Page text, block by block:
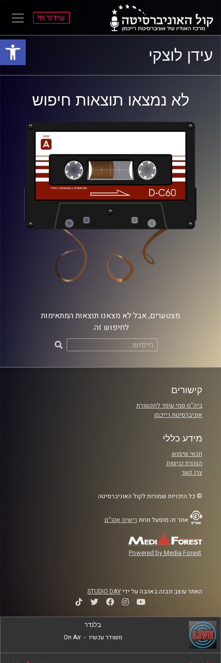
פתח
התפריט
הראשי
התוכן
הראשי
שידור חי
עידן לוצקי
לא נמצאו תוצאות חיפוש
מצטערים, אבל לא מצאנו תוצאות המתאימות
לחיפוש זה.
חיפוש:
קישורים
ביה"ס סמי עופר לתקשורת
אוניברסיטת רייכמן
מידע כללי
תנאי שימוש
הצהרת נגישות
צרו קשר
© כל הזכויות שמורות לקול האוניברסיטה
אתר זה מופעל תחת רישיון אקו"ם
Powered by Media Forest
האתר עוצב ונבנה באהבה על ידיSTUDIO DAY
בלנדר
משודר עכשיו -
On Air